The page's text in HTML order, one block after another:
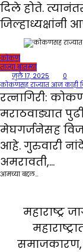
दिले होते.
जिल्हाध्यक्षांनी
कोकण
ताज्या बातम्या
जुलै 17, 2025
0
कोकणसह राज्यात आज काही
रत्नागिरी:
मराठवाड्यात
मेघगर्जनेसह
आहे. गुरुवारी
अमरावती,…
आमच्या बद्दल…
महाराष्ट्र
समाजकारण,